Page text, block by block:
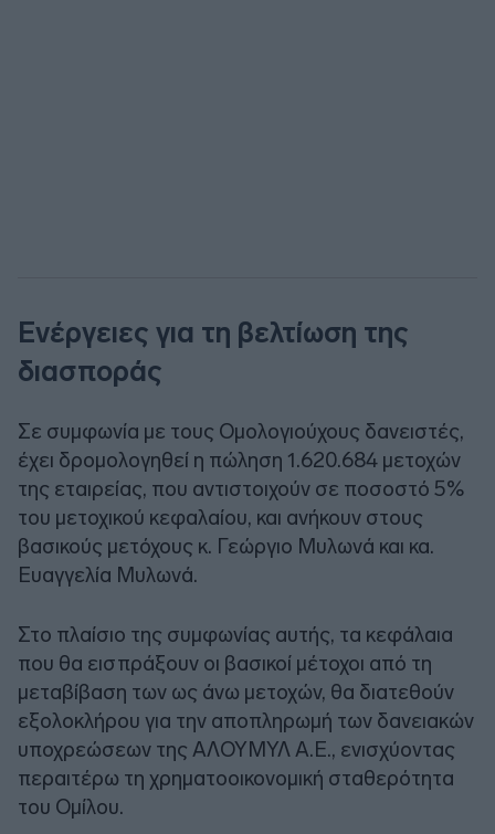
Ενέργειες για τη βελτίωση της
διασποράς
Σε συμφωνία με τους Ομολογιούχους δανειστές,
έχει δρομολογηθεί η πώληση 1.620.684 μετοχών
της εταιρείας, που αντιστοιχούν σε ποσοστό 5%
του μετοχικού κεφαλαίου, και ανήκουν στους
βασικούς μετόχους κ. Γεώργιο Μυλωνά και κα.
Ευαγγελία Μυλωνά.
Στο πλαίσιο της συμφωνίας αυτής, τα κεφάλαια
που θα εισπράξουν οι βασικοί μέτοχοι από τη
μεταβίβαση των ως άνω μετοχών, θα διατεθούν
εξολοκλήρου για την αποπληρωμή των δανειακών
υποχρεώσεων της ΑΛΟΥΜΥΛ Α.Ε., ενισχύοντας
περαιτέρω τη χρηματοοικονομική σταθερότητα
του Ομίλου.